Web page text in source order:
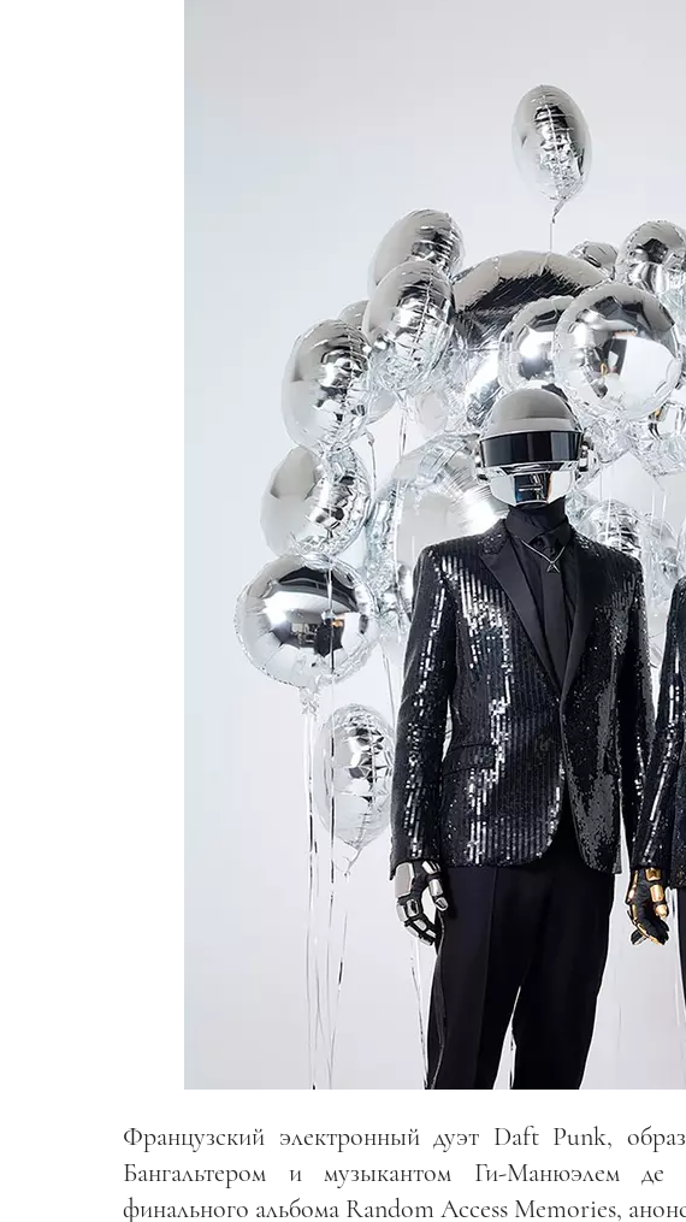
Французский электронный дуэт Daft Punk,
Бангальтером и музыкантом Ги-Манюэлем де
финального альбома Random Access Memories,